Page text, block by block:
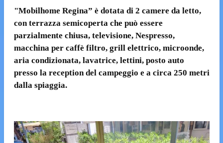
"Mobilhome Regina” è dotata di 2 camere da letto,
con terrazza semicoperta che può essere
parzialmente chiusa, televisione, Nespresso,
macchina per caffè filtro, grill elettrico, microonde,
aria condizionata, lavatrice, lettini, posto auto
presso la reception del campeggio e a circa 250 metri
dalla spiaggia.